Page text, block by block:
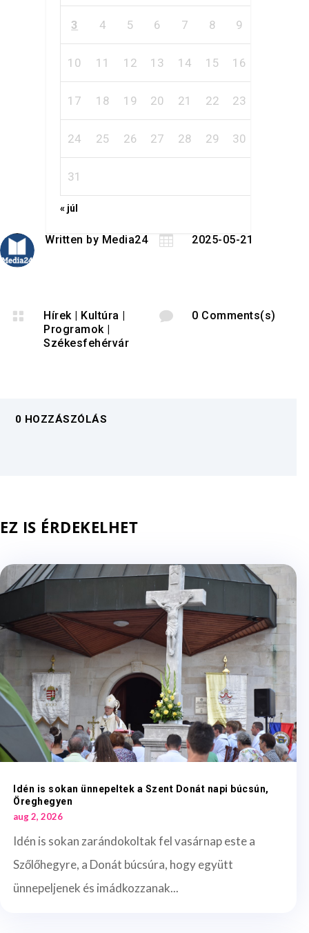
3 4 5 6 7 8 9
10 11 12 13 14 15 16
17 18 19 20 21 22 23
24 25 26 27 28 29 30
31
« júl
Written by Media24  2025-05-21
 Hírek| Kultúra |
Programok|
Székesfehérvár
 0 Comments(s)
0 HOZZÁSZÓLÁS
EZ IS ÉRDEKELHET
Idén is sokan ünnepeltek a Szent Donát napi búcsún,
Öreghegyen
aug 2, 2026
Idén is sokan zarándokoltak fel vasárnap este a
Szőlőhegyre, a Donát búcsúra, hogy együtt
ünnepeljenek és imádkozzanak...